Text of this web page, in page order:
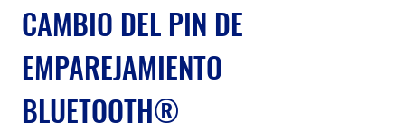
CAMBIO DEL PIN DE
EMPAREJAMIENTO
BLUETOOTH®